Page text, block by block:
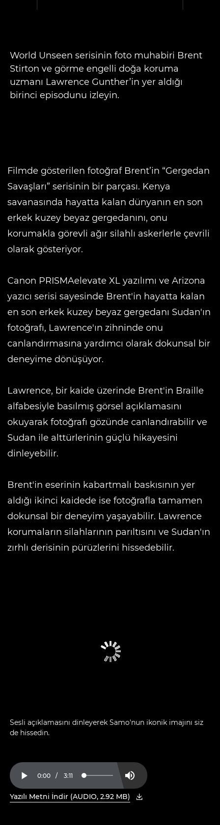
World Unseen serisinin foto muhabiri Brent
Stirton ve görme engelli doğa koruma
uzmanı Lawrence Gunther’in yer aldığı
birinci episodunu izleyin.
Filmde gösterilen fotoğraf Brent’in “Gergedan
Savaşları” serisinin bir parçası. Kenya
savanasında hayatta kalan dünyanın en son
erkek kuzey beyaz gergedanını, onu
korumakla görevli ağır silahlı askerlerle çevrili
olarak gösteriyor.
Canon PRISMAelevate XL yazılımı ve Arizona
yazıcı serisi sayesinde Brent'in hayatta kalan
en son erkek kuzey beyaz gergedanı Sudan'ın
fotoğrafı, Lawrence'ın zihninde onu
canlandırmasına yardımcı olarak dokunsal bir
deneyime dönüşüyor.
Lawrence, bir kaide üzerinde Brent'in Braille
alfabesiyle basılmış görsel açıklamasını
okuyarak fotoğrafı gözünde canlandırabilir ve
Sudan ile alttürlerinin güçlü hikayesini
dinleyebilir.
Brent'in eserinin kabartmalı baskısının yer
aldığı ikinci kaidede ise fotoğrafla tamamen
dokunsal bir deneyim yaşayabilir. Lawrence
korumaların silahlarının parıltısını ve Sudan'ın
zırhlı derisinin pürüzlerini hissedebilir.
Sesli açıklamasını dinleyerek Samo'nun ikonik imajını siz
de hissedin.
Play Mute
Current
Time
0:00 / Duration
3:11 Loaded:
Yazılı Metni İndir (AUDIO, 2.92 MB)
, PDF'yi yeni pencerede açın